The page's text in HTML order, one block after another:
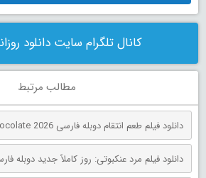
کانال تلگرام سایت دانلود
مطالب مرتبط
دانلود فیلم طعم انتقام دوبله فارسی One Spoon of Chocolate 2026